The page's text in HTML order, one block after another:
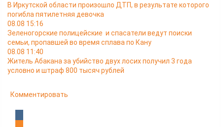
В Иркутской области произошло ДТП, в результате которого
погибла пятилетняя девочка
08.08 15:16
Зеленогорские полицейские и спасатели ведут поиски
семьи, пропавшей во время сплава по Кану
08.08 11:40
Житель Абакана за убийство двух лосих получил 3 года
условно и штраф 800 тысяч рублей
Комментировать